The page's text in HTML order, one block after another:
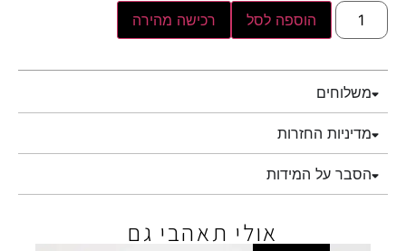
הוספה לסל רכישה מהירה
משלוחים
מדיניות החזרות
הסבר על המידות
אולי תאהבי גם